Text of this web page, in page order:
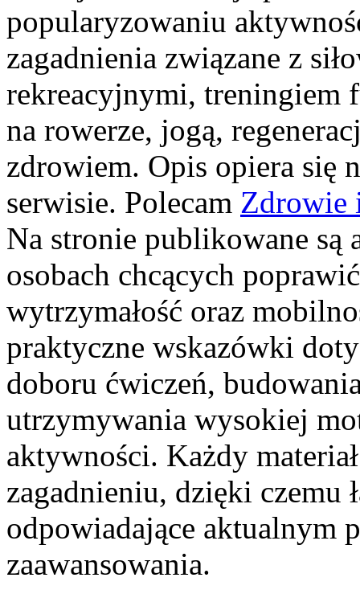
popularyzowaniu
zagadnienia związane z
rekreacyjnymi, treningiem
na rowerze, jogą,
zdrowiem. Opis opiera się
serwisie. Polecam Zdrowie
Na stronie publikowane są
osobach chcących
wytrzymałość oraz
praktyczne wskazówki
doboru ćwiczeń,
utrzymywania wysokiej
aktywności. Każdy
zagadnieniu, dzięki czemu
odpowiadające aktualnym
zaawansowania.